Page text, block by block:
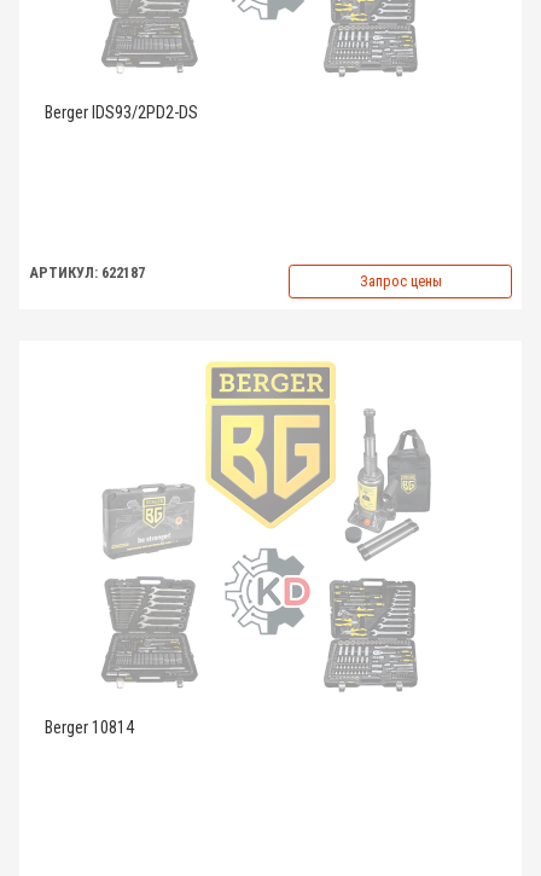
Berger IDS93/2PD2-DS
АРТИКУЛ: 622187 Запрос цены
Berger 10814